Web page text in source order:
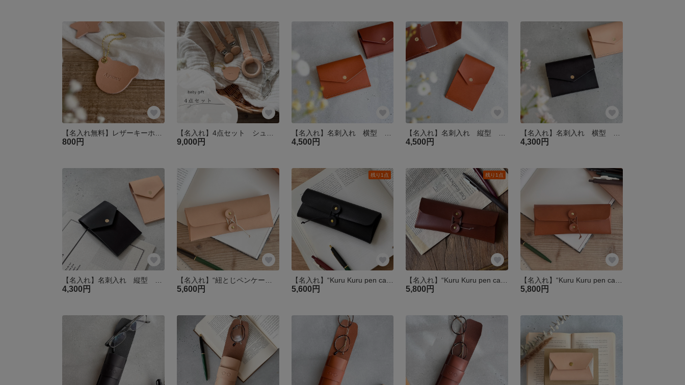
【名入れ無料】レザーキーホルダー 革 子ども 赤ちゃん ベビー 出産祝い
800円
【名入れ】4点セット シューズクリップ マルチクリップ マグホルダー 革 帆布 レザー 出産祝い 1歳誕生日ギフト ベビーカー ブランケットクリップ
9,000円
【名入れ】名刺入れ 横型 イタリアンレザー 1枚ずつ取り出せる
4,500円
【名入れ】名刺入れ 縦型 イタリアンレザー 1枚ずつ取り出せる カードケース
4,500円
【名入れ】名刺入れ 横型 ヌメ革
4,300円
4,300円 5,600円
残り1点
5,600円
残り1点
5,800円 5,800円